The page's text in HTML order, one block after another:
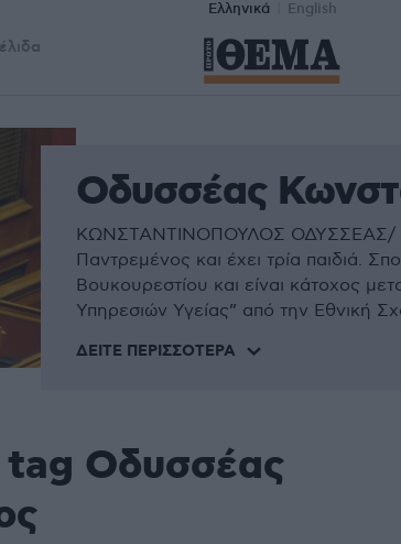
Ελληνικά English
Οδυσσέας
ΚΩΝΣΤΑΝΤΙΝΟΠΟΥΛΟΣ ΟΔΥΣΣΕΑΣ/
Παντρεμένος και έχει τρία παιδιά.
Βουκουρεστίου και είναι κάτοχος
Υπηρεσιών Υγείας” από την Εθνική
ΔΕΊΤΕ ΠΕΡΙΣΣΌΤΕΡΑ
Οδυσσέας